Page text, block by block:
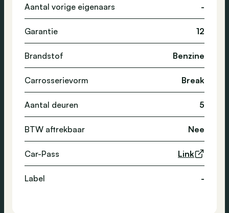
Aantal vorige eigenaars -
Garantie 12
Brandstof Benzine
Carrosserievorm Break
Aantal deuren 5
BTW aftrekbaar Nee
Car-Pass Link
Label -